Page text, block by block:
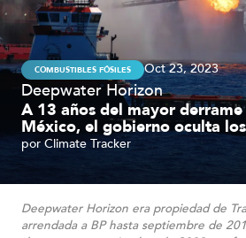
COMBUSTIBLES FÓSILES Oct 23, 2023
Deepwater Horizon
A 13 años del mayor
México, el gobierno oculta
porClimate Tracker
Deepwater Horizon era propiedad de
arrendada a BP hasta septiembre de